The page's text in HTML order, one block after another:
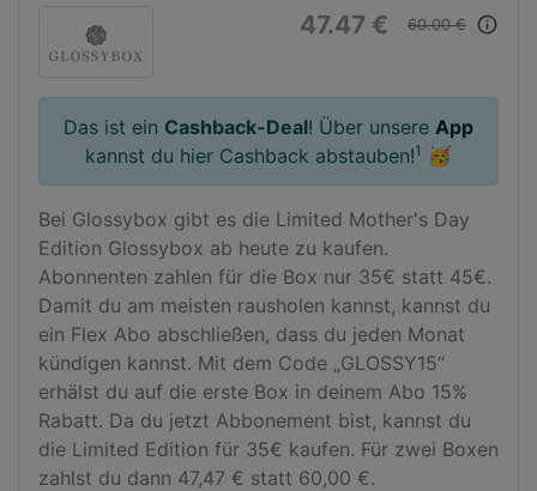
47.47 € 60.00 € info_outline
Das ist ein Cashback-Deal! Über unsere App
kannst du hier Cashback abstauben!1 🥳
Bei Glossybox gibt es die Limited Mother's Day
Edition Glossybox ab heute zu kaufen.
Abonnenten zahlen für die Box nur 35€ statt 45€.
Damit du am meisten rausholen kannst, kannst du
ein Flex Abo abschließen, dass du jeden Monat
kündigen kannst. Mit dem Code „GLOSSY15“
erhälst du auf die erste Box in deinem Abo 15%
Rabatt. Da du jetzt Abbonement bist, kannst du
die Limited Edition für 35€ kaufen. Für zwei Boxen
zahlst du dann 47,47 € statt 60,00 €.